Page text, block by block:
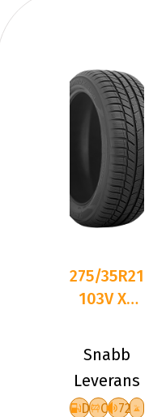
275/35R21
103V XL
SNOWPROX
S954
Snabb
Leverans
D C 72